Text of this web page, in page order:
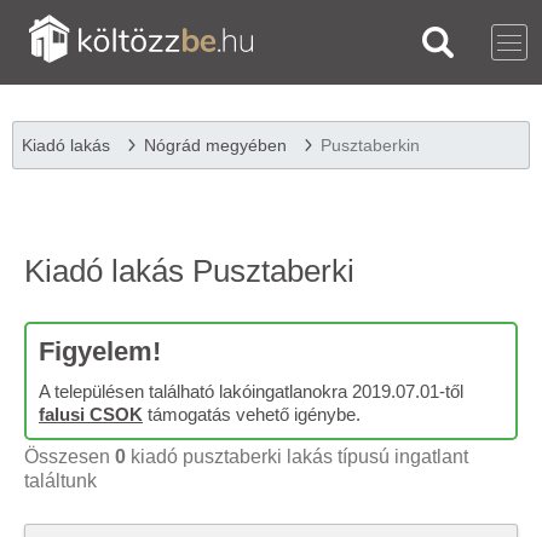
Kiadó lakás Nógrád megyében Pusztaberkin
Kiadó lakás Pusztaberki
Figyelem!
A településen található lakóingatlanokra 2019.07.01-től
falusi CSOK támogatás vehető igénybe.
Összesen 0 kiadó pusztaberki lakás típusú ingatlant
találtunk